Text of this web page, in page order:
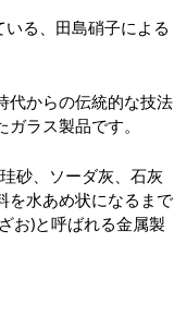
る、田島硝子による
代からの伝統的な技法
ラス製品です。
砂、ソーダ灰、石灰
を水あめ状になるまで
お)と呼ばれる金属製